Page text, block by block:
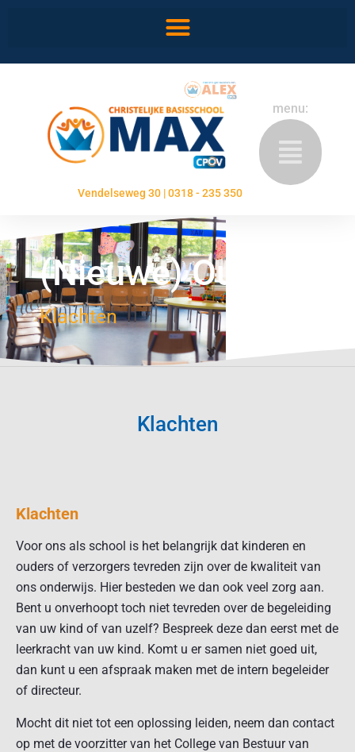
Vendelseweg 30 | 0318 - 235 350
menu:
(Nieuwe) Ouders
Klachten
Klachten
Klachten
Voor ons als school is het belangrijk dat kinderen en
ouders of verzorgers tevreden zijn over de kwaliteit van
ons onderwijs. Hier besteden we dan ook veel zorg aan.
Bent u onverhoopt toch niet tevreden over de begeleiding
van uw kind of van uzelf? Bespreek deze dan eerst met de
leerkracht van uw kind. Komt u er samen niet goed uit,
dan kunt u een afspraak maken met de intern begeleider
of directeur.
Mocht dit niet tot een oplossing leiden, neem dan contact
op met de voorzitter van het College van Bestuur van